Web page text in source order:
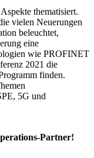
thematisiert.
vielen Neuerungen
beleuchtet,
eine
wie PROFINET
2021 die
finden.
5G und
Partner!